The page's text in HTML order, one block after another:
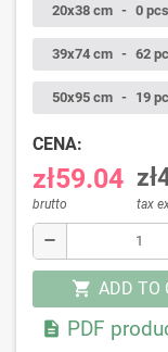
20x38 cm - 0
39x74 cm - 62
50x95 cm - 19
CENA:
zł59.04
brutto tax
remove
shopping_cart ADD TO
 PDF